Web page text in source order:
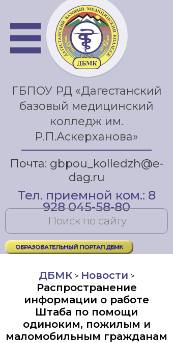
ГБПОУ РД «Дагестанский
базовый медицинский
колледж им.
Р.П.Аскерханова»
Почта: gbpou_kolledzh@e-
dag.ru
Тел. приемной ком.: 8
928 045-58-80
ОБРАЗОВАТЕЛЬНЫЙ ПОРТАЛ ДБМК
ДБМК> Новости >
Распространение
информации о работе
Штаба по помощи
одиноким, пожилым и
маломобильным гражданам